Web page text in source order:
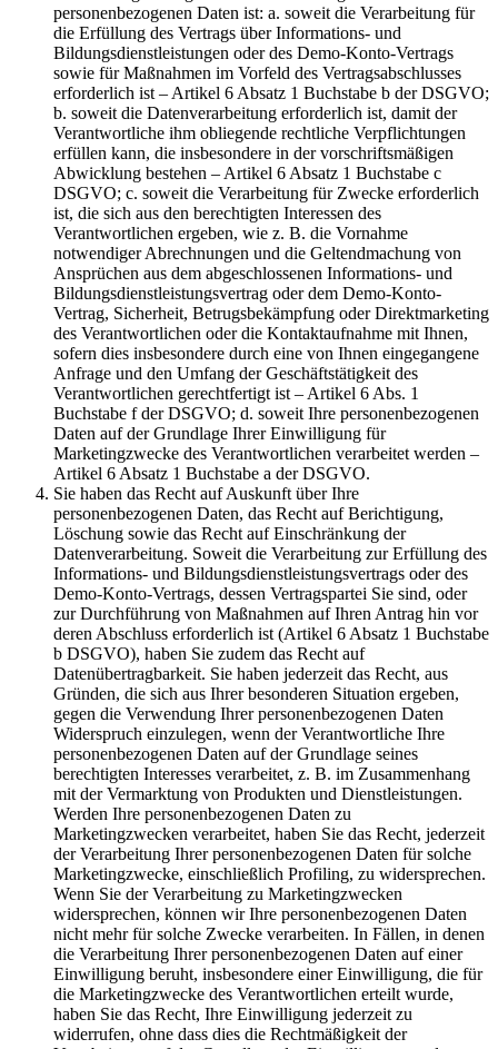
personenbezogenen Daten ist: a. soweit die Verarbeitung für
die Erfüllung des Vertrags über Informations- und
Bildungsdienstleistungen oder des Demo-Konto-Vertrags
sowie für Maßnahmen im Vorfeld des Vertragsabschlusses
erforderlich ist – Artikel 6 Absatz 1 Buchstabe b der DSGVO;
b. soweit die Datenverarbeitung erforderlich ist, damit der
Verantwortliche ihm obliegende rechtliche Verpflichtungen
erfüllen kann, die insbesondere in der vorschriftsmäßigen
Abwicklung bestehen – Artikel 6 Absatz 1 Buchstabe c
DSGVO; c. soweit die Verarbeitung für Zwecke erforderlich
ist, die sich aus den berechtigten Interessen des
Verantwortlichen ergeben, wie z. B. die Vornahme
notwendiger Abrechnungen und die Geltendmachung von
Ansprüchen aus dem abgeschlossenen Informations- und
Bildungsdienstleistungsvertrag oder dem Demo-Konto-
Vertrag, Sicherheit, Betrugsbekämpfung oder Direktmarketing
des Verantwortlichen oder die Kontaktaufnahme mit Ihnen,
sofern dies insbesondere durch eine von Ihnen eingegangene
Anfrage und den Umfang der Geschäftstätigkeit des
Verantwortlichen gerechtfertigt ist – Artikel 6 Abs. 1
Buchstabe f der DSGVO; d. soweit Ihre personenbezogenen
Daten auf der Grundlage Ihrer Einwilligung für
Marketingzwecke des Verantwortlichen verarbeitet werden –
Artikel 6 Absatz 1 Buchstabe a der DSGVO.
Sie haben das Recht auf Auskunft über Ihre
personenbezogenen Daten, das Recht auf Berichtigung,
Löschung sowie das Recht auf Einschränkung der
Datenverarbeitung. Soweit die Verarbeitung zur Erfüllung des
Informations- und Bildungsdienstleistungsvertrags oder des
Demo-Konto-Vertrags, dessen Vertragspartei Sie sind, oder
zur Durchführung von Maßnahmen auf Ihren Antrag hin vor
deren Abschluss erforderlich ist (Artikel 6 Absatz 1 Buchstabe
b DSGVO), haben Sie zudem das Recht auf
Datenübertragbarkeit. Sie haben jederzeit das Recht, aus
Gründen, die sich aus Ihrer besonderen Situation ergeben,
gegen die Verwendung Ihrer personenbezogenen Daten
Widerspruch einzulegen, wenn der Verantwortliche Ihre
personenbezogenen Daten auf der Grundlage seines
berechtigten Interesses verarbeitet, z. B. im Zusammenhang
mit der Vermarktung von Produkten und Dienstleistungen.
Werden Ihre personenbezogenen Daten zu
Marketingzwecken verarbeitet, haben Sie das Recht, jederzeit
der Verarbeitung Ihrer personenbezogenen Daten für solche
Marketingzwecke, einschließlich Profiling, zu widersprechen.
Wenn Sie der Verarbeitung zu Marketingzwecken
widersprechen, können wir Ihre personenbezogenen Daten
nicht mehr für solche Zwecke verarbeiten. In Fällen, in denen
die Verarbeitung Ihrer personenbezogenen Daten auf einer
Einwilligung beruht, insbesondere einer Einwilligung, die für
die Marketingzwecke des Verantwortlichen erteilt wurde,
haben Sie das Recht, Ihre Einwilligung jederzeit zu
widerrufen, ohne dass dies die Rechtmäßigkeit der